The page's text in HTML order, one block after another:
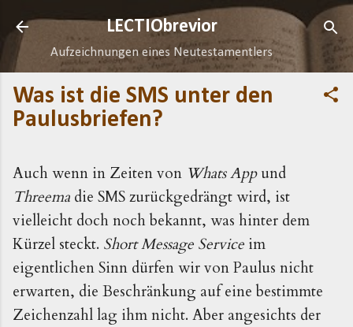
Direkt zum Hauptbereich
LECTIObrevior
Aufzeichnungen eines Neutestamentlers
Was ist die SMS unter den
Paulusbriefen?
Auch wenn in Zeiten von Whats Appund
Threema die SMS zurückgedrängt wird, ist
vielleicht doch noch bekannt, was hinter dem
Kürzel steckt. Short Message Service im
eigentlichen Sinn dürfen wir von Paulus nicht
erwarten, die Beschränkung auf eine bestimmte
Zeichenzahl lag ihm nicht. Aber angesichts der